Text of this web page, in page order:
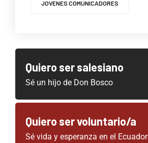
JOVENES COMUNICADORES
Quiero ser salesiano
Sé un hijo de Don Bosco
Quiero ser voluntario/a
Sé vida y esperanza en el Ecuador